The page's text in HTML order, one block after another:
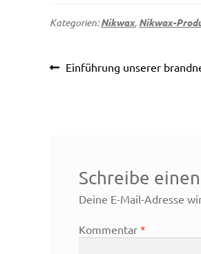
Kategorien:Nikwax, Nikwax-
Beitragsnavigation
Vorheriger
Einführung unserer
Schreibe
Deine E-Mail-Adresse
Kommentar *